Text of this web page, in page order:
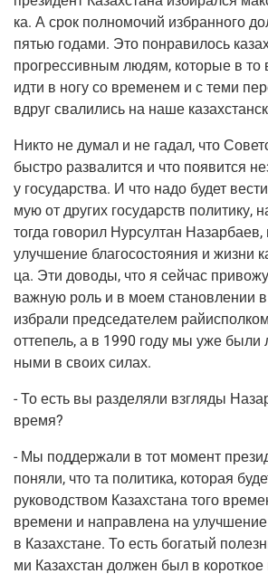
ка. А срок пол­но­мо­чий избран­но­го
пятью года­ми. Это понра­ви­лось
про­грес­сив­ным людям, кото­рые в то
идти в ногу со вре­ме­нем и с теми
вдруг сва­ли­лись на наше
Никто не думал и не гадал, что
быст­ро раз­ва­лит­ся и что появит­ся
у госу­дар­ства. И что надо будет
мую от дру­гих госу­дарств поли­ти­ку,
тогда гово­рил Нур­сул­тан
улуч­ше­ние бла­го­со­сто­я­ния и жиз­ни
ца. Эти дово­ды, что я сей­час
важ­ную роль и в моем ста­нов­ле­нии
избра­ли пред­се­да­те­лем
отте­пель, а в 1990 году мы уже
ны­ми в сво­их силах.
- То есть вы раз­де­ля­ли взгля­ды
время?
- Мы под­дер­жа­ли в тот момент
поня­ли, что та поли­ти­ка, кото­рая
руко­вод­ством Казах­ста­на того
вре­ме­ни и направ­ле­на на
в Казах­стане. То есть бога­тый
ми Казах­стан дол­жен был в